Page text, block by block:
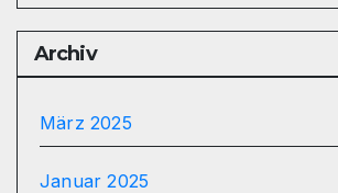
Archiv
März 2025
Januar 2025